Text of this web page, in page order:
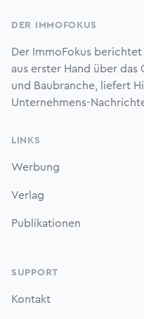
DER IMMOFOKUS
Der ImmoFokus
aus erster Hand über das
und Baubranche, liefert
Unternehmens-
LINKS
Werbung
Verlag
Publikationen
SUPPORT
Kontakt